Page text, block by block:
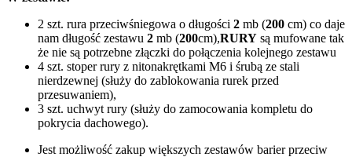
2 szt. rura przeciwśniegowa o długości 2 mb (200 cm) co daje
nam długość zestawu 2 mb (200cm),RURY są mufowane tak
że nie są potrzebne złączki do połączenia kolejnego zestawu
4 szt. stoper rury z nitonakrętkami M6 i śrubą ze stali
nierdzewnej (służy do zablokowania rurek przed
przesuwaniem),
3 szt. uchwyt rury (służy do zamocowania kompletu do
pokrycia dachowego).
Jest możliwość zakup większych zestawów barier przeciw